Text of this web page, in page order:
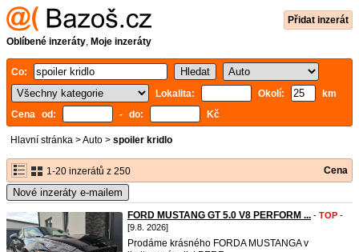
Přidat inzerát
Oblíbené inzeráty, Moje inzeráty
Co:
Lokalita:
Okolí:
km
Cena od:
- do: Kč
Hlavní stránka >Auto > spoiler kridlo
1-20 inzerátů z 250 Cena
Nové inzeráty e-mailem
FORD MUSTANG GT 5.0 V8 PERFORM ... - TOP -
[9.8. 2026]
Prodáme krásného FORDA MUSTANGA v